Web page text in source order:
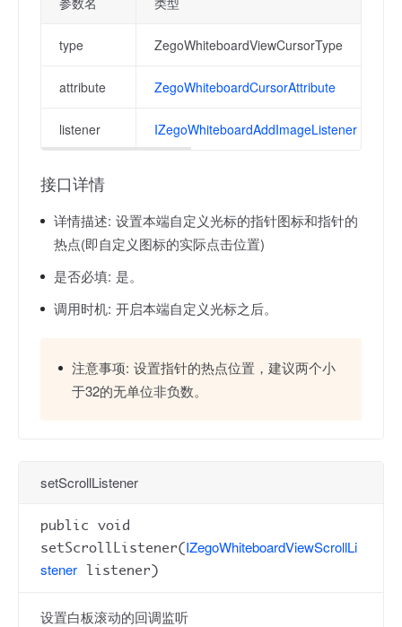
type ZegoWhiteboardViewCursorType
attribute ZegoWhiteboardCursorAttribute
listener IZegoWhiteboardAddImageListener
接口详情
详情描述: 设置本端自定义光标的指针图标和指针的
热点(即自定义图标的实际点击位置)
是否必填: 是。
调用时机: 开启本端自定义光标之后。
注意事项: 设置指针的热点位置，建议两个小
于32的无单位非负数。
setScrollListener
public void
setScrollListener(IZegoWhiteboardViewScrollLi
stener listener)
设置白板滚动的回调监听